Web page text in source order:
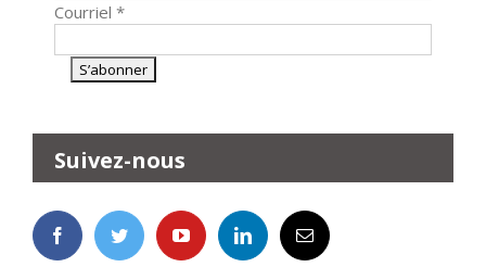
Courriel *
Suivez-nous